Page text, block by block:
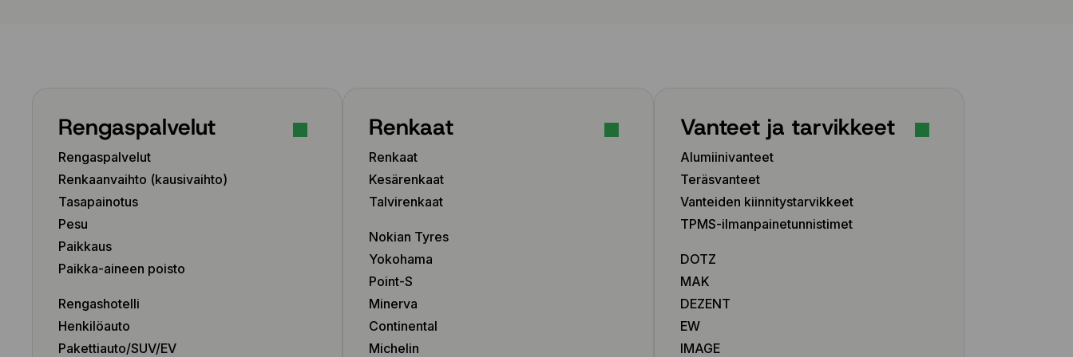
8.5x21 5x112 ET32
8.5x21 5x112 ET43
8.5x21 5x112 ET48
8.5x21 5x114.3 ET45
Rengaspalvelut
Rengaspalvelut
Renkaanvaihto (kausivaihto)
Tasapainotus
Pesu
Paikkaus
Paikka-aineen poisto
Rengashotelli
Henkilöauto
Pakettiauto/SUV/EV
Renkaat
Renkaat
Kesärenkaat
Talvirenkaat
Nokian Tyres
Yokohama
Point-S
Minerva
Continental
Michelin
Vanteet ja tarvikkeet
Alumiinivanteet
Teräsvanteet
Vanteiden kiinnitystarvikkeet
TPMS-ilmanpainetunnistimet
DOTZ
MAK
DEZENT
EW
IMAGE